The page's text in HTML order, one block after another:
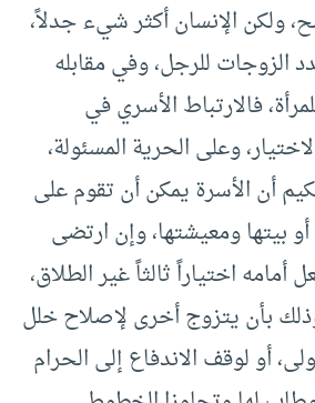
ولكن الإنسان أكثر شيء جدلاً،
الزوجات للرجل، وفي مقابله
فالارتباط الأسري في
وعلى الحرية المسئولة،
أن الأسرة يمكن أن تقوم على
بيتها ومعيشتها، وإن ارتضى
اختياراً ثالثاً غير الطلاق،
وذلك بأن يتزوج أخرى لإصلاح خلل
أو لوقف الاندفاع إلى الحرام